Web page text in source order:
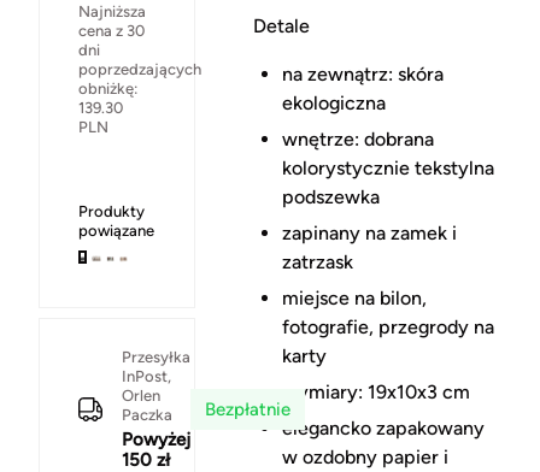
Najniższa
cena z 30
dni
poprzedzających
obniżkę:
139.30
PLN
Produkty
powiązane
Przesyłka
InPost,
Orlen
Paczka
Powyżej
150 zł
Bezpłatnie
Detale
na zewnątrz: skóra
ekologiczna
wnętrze: dobrana
kolorystycznie tekstylna
podszewka
zapinany na zamek i
zatrzask
miejsce na bilon,
fotografie, przegrody na
karty
wymiary: 19x10x3 cm
elegancko zapakowany
w ozdobny papier i